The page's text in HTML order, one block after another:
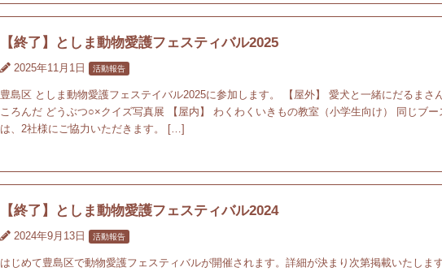
【終了】としま動物愛護フェスティバル2025
2025年11月1日 活動報告
豊島区 としま動物愛護フェステイバル2025に参加します。 【屋外】 愛犬と一緒にだるまさ
ころんだ どうぶつ○×クイズ写真展 【屋内】 わくわくいきもの教室（小学生向け） 同じブー
は、2社様にご協力いただきます。 […]
【終了】としま動物愛護フェスティバル2024
2024年9月13日 活動報告
はじめて豊島区で動物愛護フェスティバルが開催されます。詳細が決まり次第掲載いたします